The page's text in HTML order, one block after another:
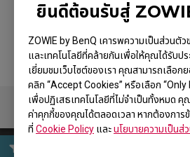
ยินดีต้อนรับสู่
ZOWIE by BenQ เคารพความเป็นส่วนตั
และเทคโนโลยีที่คล้ายกันเพื่อให้คุณได้รับป
เยี่ยมชมเว็บไซต์ของเรา คุณสามารถเลือก
คลิก “Accept Cookies” หรือเลือก
เพื่อปฏิเสธเทคโนโลยีที่ไม่จำเป็นทั้งหมด
ค่าคุกกี้ของคุณได้ตลอดเวลา หากต้องการ
ที่ Cookie Policy และนโยบายความเป็นส่
กลับไปที่ผลิตภัณฑ์